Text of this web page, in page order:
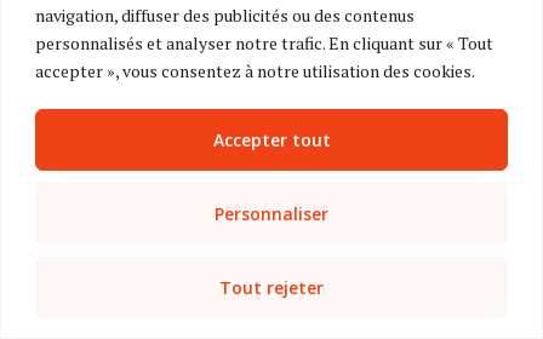
navigation, diffuser des publicités ou des contenus
personnalisés et analyser notre trafic. En cliquant sur « Tout
accepter », vous consentez à notre utilisation des cookies.
Personnaliser
Tout rejeter
Accepter tout
Vous n’avez pas de compte ? Inscrivez-vous